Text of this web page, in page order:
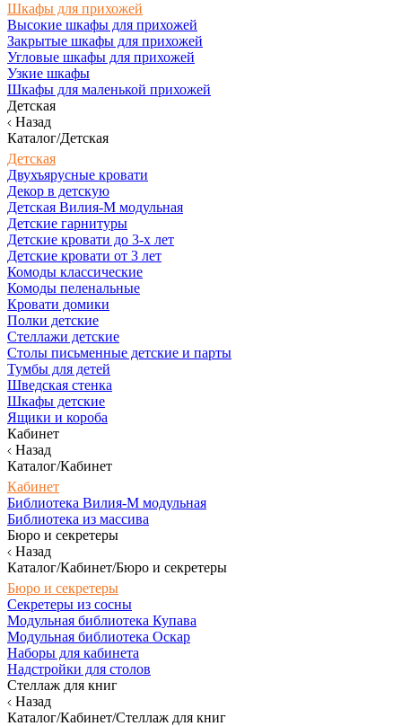
Шкафы для прихожей
Высокие шкафы для прихожей
Закрытые шкафы для прихожей
Угловые шкафы для прихожей
Узкие шкафы
Шкафы для маленькой прихожей
Детская
Назад
Каталог/Детская
Детская
Двухъярусные кровати
Декор в детскую
Детская Вилия-М модульная
Детские гарнитуры
Детские кровати до 3-х лет
Детские кровати от 3 лет
Комоды классические
Комоды пеленальные
Кровати домики
Полки детские
Стеллажи детские
Столы письменные детские и парты
Тумбы для детей
Шведская стенка
Шкафы детские
Ящики и короба
Кабинет
Назад
Каталог/Кабинет
Кабинет
Библиотека Вилия-М модульная
Библиотека из массива
Бюро и секретеры
Назад
Каталог/Кабинет/Бюро и секретеры
Бюро и секретеры
Секретеры из сосны
Модульная библиотека Купава
Модульная библиотека Оскар
Наборы для кабинета
Надстройки для столов
Стеллаж для книг
Назад
Каталог/Кабинет/Стеллаж для книг